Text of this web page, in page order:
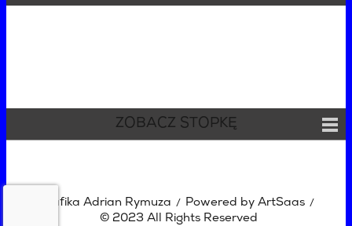
ZOBACZ STOPKĘ
Grafika Adrian Rymuza / Powered by ArtSaas/
© 2023 All Rights Reserved